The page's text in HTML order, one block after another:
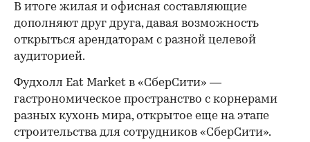
В итоге жилая и офисная составляющие
дополняют друг друга, давая возможность
открыться арендаторам с разной целевой
аудиторией.
Фудхолл Eat Market в «СберСити» —
гастрономическое пространство с корнерами
разных кухонь мира, открытое еще на этапе
строительства для сотрудников «СберСити».